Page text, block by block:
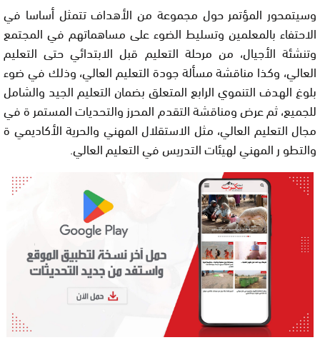
وسيتمحور المؤتمر حول مجموعة من الأهداف تتمثل أساسا في
الاحتفاء بالمعلمين وتسليط الضوء على مساهماتهم في المجتمع
وتنشئة الأجيال، من مرحلة التعليم قبل الابتدائي حتى التعليم
العالي، وكذا مناقشة مسألة جودة التعليم العالي، وذلك في ضوء
بلوغ الهدف التنموي الرابع المتعلق بضمان التعليم الجيد والشامل
للجميع، ثم عرض ومناقشة التقدم المحرز والتحديات المستمر ة في
مجال التعليم العالي، مثل الاستقلال المهني والحرية الأكاديمي ة
والتطو ر المهني لهيئات التدريس في التعليم العالي.